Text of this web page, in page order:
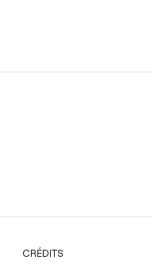
CRÉDITS